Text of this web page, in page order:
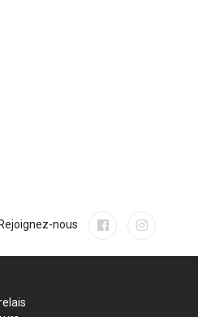
Rejoignez-nous